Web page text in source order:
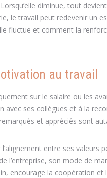
diminue, tout
le travail peut redevenir un
fluctue et comment la
au travail
sur le salaire ou les
avec ses collègues et à la
et appréciés sont
entre ses valeurs
l’entreprise, son mode de
encourage la coopération